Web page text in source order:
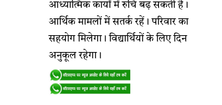
आध्यात्मिक कार्यों में रुचि बढ़ सकती है।
आर्थिक मामलों में सतर्क रहें। परिवार का
सहयोग मिलेगा। विद्यार्थियों के लिए दिन
अनुकूल रहेगा।